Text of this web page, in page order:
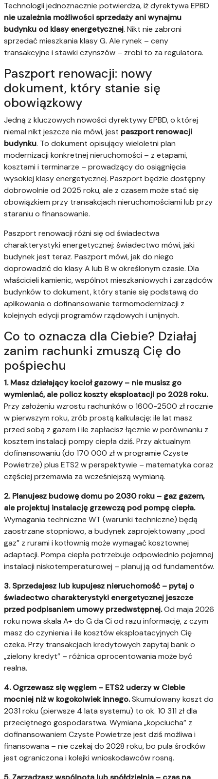
Technologii jednoznacznie potwierdza, iż dyrektywa EPBD
nie uzależnia możliwości sprzedaży ani wynajmu
budynku od klasy energetycznej. Nikt nie zabroni
sprzedać mieszkania klasy G. Ale rynek – ceny
transakcyjne i stawki czynszów – zrobi to za regulatora.
Paszport renowacji: nowy
dokument, który stanie się
obowiązkowy
Jedną z kluczowych nowości dyrektywy EPBD, o której
niemal nikt jeszcze nie mówi, jest paszport renowacji
budynku. To dokument opisujący wieloletni plan
modernizacji konkretnej nieruchomości – z etapami,
kosztami i terminarze – prowadzący do osiągnięcia
wysokiej klasy energetycznej. Paszport będzie dostępny
dobrowolnie od 2025 roku, ale z czasem może stać się
obowiązkiem przy transakcjach nieruchomościami lub przy
staraniu o finansowanie.
Paszport renowacji różni się od świadectwa
charakterystyki energetycznej: świadectwo mówi, jaki
budynek jest teraz. Paszport mówi, jak do niego
doprowadzić do klasy A lub B w określonym czasie. Dla
właścicieli kamienic, wspólnot mieszkaniowych i zarządców
budynków to dokument, który stanie się podstawą do
aplikowania o dofinansowanie termomodernizacji z
kolejnych edycji programów rządowych i unijnych.
Co to oznacza dla Ciebie? Działaj
zanim rachunki zmuszą Cię do
pośpiechu
1. Masz działający kocioł gazowy – nie musisz go
wymieniać, ale policz koszty eksploatacji po 2028 roku.
Przy założeniu wzrostu rachunków o 1600-2500 zł rocznie
w pierwszym roku, zrób prostą kalkulację: ile lat masz
przed sobą z gazem i ile zapłacisz łącznie w porównaniu z
kosztem instalacji pompy ciepła dziś. Przy aktualnym
dofinansowaniu (do 170 000 zł w programie Czyste
Powietrze) plus ETS2 w perspektywie – matematyka coraz
częściej przemawia za wcześniejszą wymianą.
2. Planujesz budowę domu po 2030 roku – gaz gazem,
ale projektuj instalację grzewczą pod pompę ciepła.
Wymagania techniczne WT (warunki techniczne) będą
zaostrzane stopniowo, a budynek zaprojektowany „pod
gaz” z rurami i kotłownią może wymagać kosztownej
adaptacji. Pompa ciepła potrzebuje odpowiednio pojemnej
instalacji niskotemperaturowej – planuj ją od fundamentów.
3. Sprzedajesz lub kupujesz nieruchomość – pytaj o
świadectwo charakterystyki energetycznej jeszcze
przed podpisaniem umowy przedwstępnej.Od maja 2026
roku nowa skala A+ do G da Ci od razu informację, z czym
masz do czynienia i ile kosztów eksploatacyjnych Cię
czeka. Przy transakcjach kredytowych zapytaj bank o
„zielony kredyt” – różnica oprocentowania może być
realna.
4. Ogrzewasz się węglem – ETS2 uderzy w Ciebie
mocniej niż w kogokolwiek innego.Skumulowany koszt do
2031 roku (pierwsze 4 lata systemu) to ok. 10 311 zł dla
przeciętnego gospodarstwa. Wymiana „kopciucha” z
dofinansowaniem Czyste Powietrze jest dziś możliwa i
finansowana – nie czekaj do 2028 roku, bo pula środków
jest ograniczona i kolejki wnioskodawców rosną.